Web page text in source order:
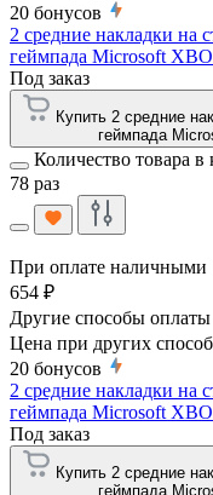
20 бонусов
2 средние накладки на
геймпада Microsoft
Под заказ
Купить 2 средние
геймпада
Количество товара в
78 раз
При оплате наличными
654 ₽
Другие способы оплаты
Цена при других
20 бонусов
2 средние накладки на
геймпада Microsoft
Под заказ
Купить 2 средние
геймпада